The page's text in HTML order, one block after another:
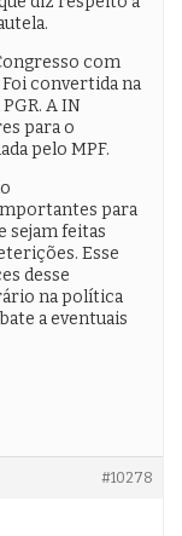
com
convertida na
A IN
para o
pelo MPF.
para
sejam feitas
Esse
desse
na política
a eventuais
#10278